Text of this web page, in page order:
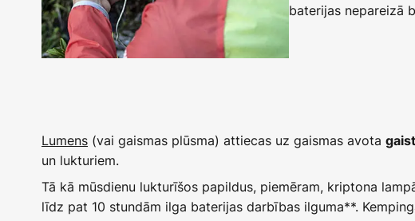
baterijas nepareizā
Lumens (vai gaismas plūsma) attiecas uz gaismas avota
un lukturiem.
Tā kā mūsdienu lukturīšos papildus, piemēram, kriptona
līdz pat 10 stundām ilga baterijas darbības ilguma**.